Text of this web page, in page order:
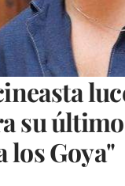
su
los Goya"